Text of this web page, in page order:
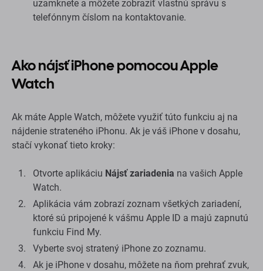
uzamknete a môžete zobraziť vlastnú správu s
telefónnym číslom na kontaktovanie.
Ako nájsť iPhone pomocou Apple
Watch
Ak máte Apple Watch, môžete využiť túto funkciu aj na
nájdenie strateného iPhonu. Ak je váš iPhone v dosahu,
stačí vykonať tieto kroky:
Otvorte aplikáciu Nájsť zariadenia na vašich Apple
Watch.
Aplikácia vám zobrazí zoznam všetkých zariadení,
ktoré sú pripojené k vášmu Apple ID a majú zapnutú
funkciu Find My.
Vyberte svoj stratený iPhone zo zoznamu.
Ak je iPhone v dosahu, môžete na ňom prehrať zvuk,